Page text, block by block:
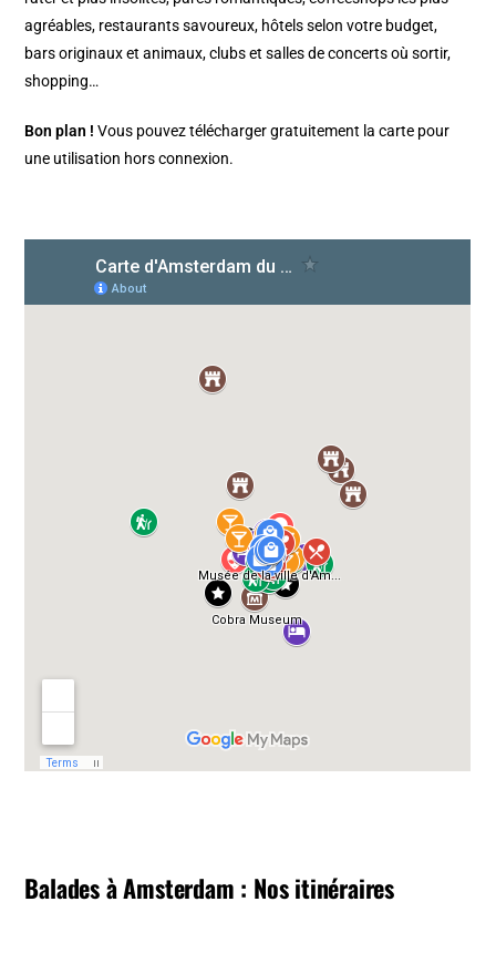
agréables, restaurants savoureux, hôtels selon votre budget,
bars originaux et animaux, clubs et salles de concerts où sortir,
shopping…
Bon plan ! Vous pouvez télécharger gratuitement la carte pour
une utilisation hors connexion.
Balades à Amsterdam : Nos itinéraires